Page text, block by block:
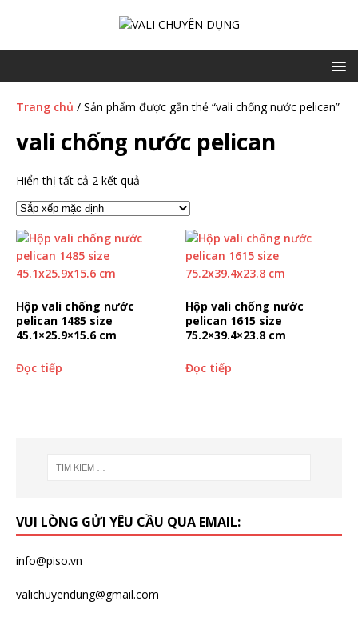
Trang chủ / Sản phẩm được gắn thẻ “vali chống nước pelican”
vali chống nước pelican
Hiển thị tất cả 2 kết quả
Hộp vali chống nước
pelican 1485 size
45.1×25.9×15.6 cm
Đọc tiếp
Hộp vali chống nước
pelican 1615 size
75.2×39.4×23.8 cm
Đọc tiếp
VUI LÒNG GỬI YÊU CẦU QUA EMAIL:
info@piso.vn
valichuyendung@gmail.com